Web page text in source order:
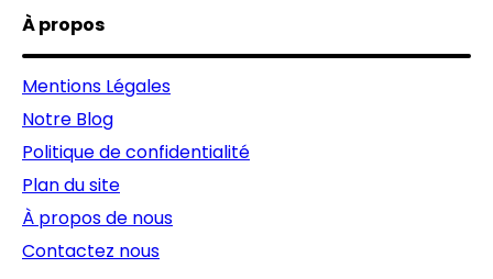
À propos
Mentions Légales
Notre Blog
Politique de confidentialité
Plan du site
À propos de nous
Contactez nous